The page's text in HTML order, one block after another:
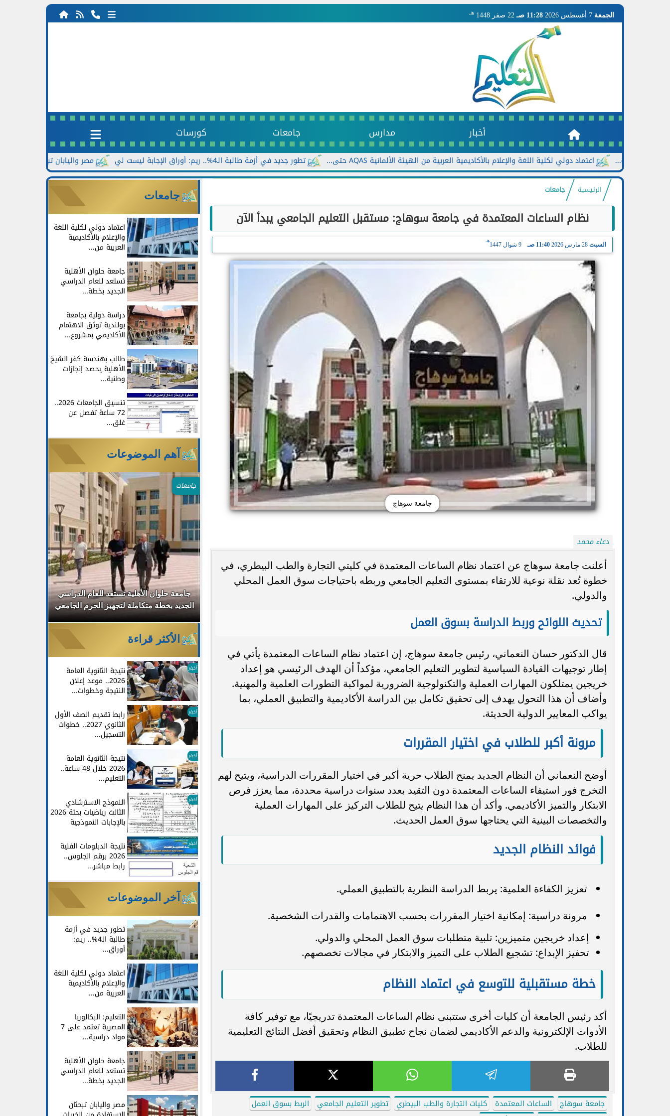
الجمعة 11:28 صـ 22 صفر 1448 هـ
أخبار مدارس جامعات كورسات
مصر واليابان تبحثان الاستفادة من تطور جديد في أزمة طالبة الـ4%.. ريم: أوراق الإجابة ليست لي اعتماد دولي لكلية اللغة والإعلام بالأكاديمية العربية من الهيئة الألمانية AQAS حتى...
الرئيسية جامعات
نظام الساعات المعتمدة في جامعة سوهاج: مستقبل التعليم الجامعي يبدأ الآن
السبت 28 مارس 2026 11:40 صـ 9 شوال 1447
هـ
جامعة سوهاج
دعاء محمد
أعلنت جامعة سوهاج عن اعتماد نظام الساعات المعتمدة في كليتي التجارة والطب البيطري، في
خطوة تُعد نقلة نوعية للارتقاء بمستوى التعليم الجامعي وربطه باحتياجات سوق العمل المحلي
والدولي.
تحديث اللوائح وربط الدراسة بسوق العمل
قال الدكتور حسان النعماني، رئيس جامعة سوهاج، إن اعتماد نظام الساعات المعتمدة يأتي في
إطار توجيهات القيادة السياسية لتطوير التعليم الجامعي، مؤكداً أن الهدف الرئيسي هو إعداد
خريجين يمتلكون المهارات العملية والتكنولوجية الضرورية لمواكبة التطورات العلمية والمهنية.
وأضاف أن هذا التحول يهدف إلى تحقيق تكامل بين الدراسة الأكاديمية والتطبيق العملي، بما
يواكب المعايير الدولية الحديثة.
مرونة أكبر للطلاب في اختيار المقررات
أوضح النعماني أن النظام الجديد يمنح الطلاب حرية أكبر في اختيار المقررات الدراسية، ويتيح لهم
التخرج فور استيفاء الساعات المعتمدة دون التقيد بعدد سنوات دراسية محددة، مما يعزز فرص
الابتكار والتميز الأكاديمي. وأكد أن هذا النظام يتيح للطلاب التركيز على المهارات العملية
والتخصصات البينية التي يحتاجها سوق العمل الحديث.
فوائد النظام الجديد
تعزيز الكفاءة العلمية: يربط الدراسة النظرية بالتطبيق العملي.
مرونة دراسية: إمكانية اختيار المقررات بحسب الاهتمامات والقدرات الشخصية.
إعداد خريجين متميزين: تلبية متطلبات سوق العمل المحلي والدولي.
تحفيز الإبداع: تشجيع الطلاب على التميز والابتكار في مجالات تخصصهم.
خطة مستقبلية للتوسع في اعتماد النظام
أكد رئيس الجامعة أن كليات أخرى ستتبنى نظام الساعات المعتمدة تدريجيًا، مع توفير كافة
الأدوات الإلكترونية والدعم الأكاديمي لضمان نجاح تطبيق النظام وتحقيق أفضل النتائج التعليمية
للطلاب.
جامعة سوهاج الساعات المعتمدة كليات التجارة والطب البيطري تطوير التعليم الجامعي
الربط بسوق العمل
جامعات
اعتماد دولي لكلية اللغة
والإعلام بالأكاديمية
العربية من...
جامعة حلوان الأهلية
تستعد للعام الدراسي
الجديد بخطة...
دراسة دولية بجامعة
بولندية توثق الاهتمام
الأكاديمي بمشروع...
طالب بهندسة كفر الشيخ
الأهلية يحصد إنجازات
وطنية...
تنسيق الجامعات 2026..
72 ساعة تفصل عن
غلق...
آهم الموضوعات
جامعات
جامعة حلوان الأهلية تستعد للعام الدراسي
الجديد بخطة متكاملة لتجهيز الحرم الجامعي
الأكثر قراءة
أخبار نتيجة الثانوية العامة
2026.. موعد إعلان
النتيجة وخطوات...
أخبار رابط تقديم الصف الأول
الثانوي 2027.. خطوات
التسجيل...
أخبار نتيجة الثانوية العامة
2026 خلال 48 ساعة..
التعليم...
أخبار النموذج الاسترشادي
الثالث رياضيات بحتة 2026
بالإجابات النموذجية
أخبار نتيجة الدبلومات الفنية
2026 برقم الجلوس..
رابط مباشر...
آخر الموضوعات
تطور جديد في أزمة
طالبة الـ4%.. ريم:
أوراق...
اعتماد دولي لكلية اللغة
والإعلام بالأكاديمية
العربية من...
التعليم: البكالوريا
المصرية تعتمد على 7
مواد دراسية...
جامعة حلوان الأهلية
تستعد للعام الدراسي
الجديد بخطة...
مصر واليابان تبحثان